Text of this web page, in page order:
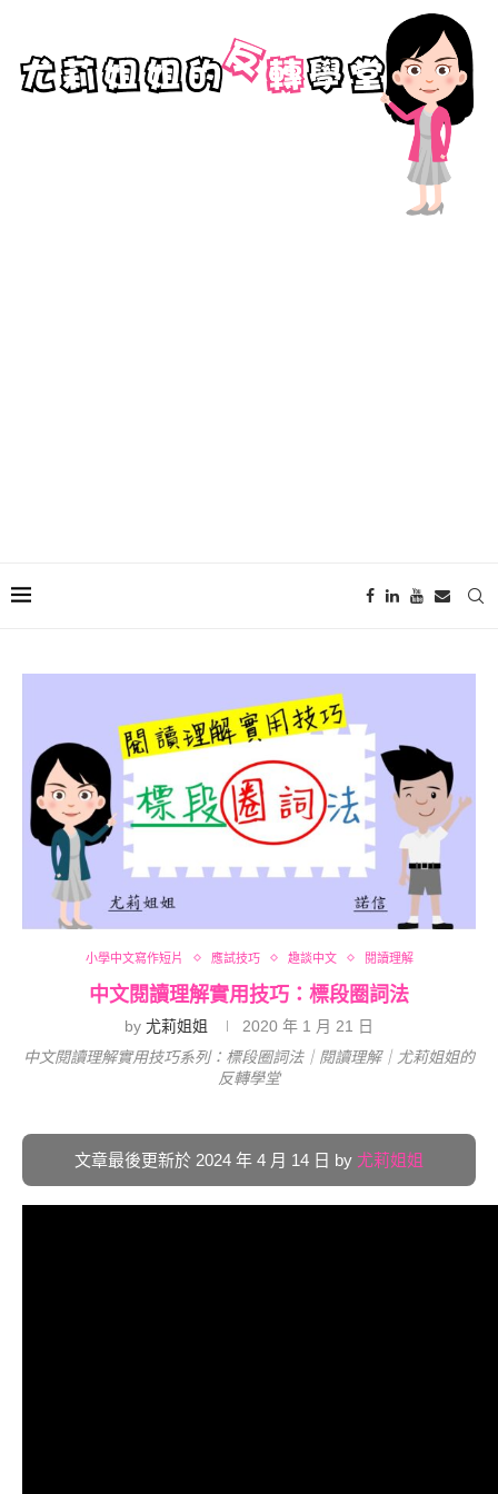
小學中文寫作短片 應試技巧 趣談中文 閱讀理解
中文閱讀理解實用技巧：標段圈詞法
by 尤莉姐姐
2020 年 1 月 21 日
中文閱讀理解實用技巧系列：標段圈詞法｜閱讀理解｜尤莉姐姐的
反轉學堂
文章最後更新於 2024 年 4 月 14 日 by 尤莉姐姐